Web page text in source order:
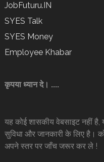
JobFuturu.IN
SYES Talk
SYES Money
Employee Khabar
कृपया ध्यान दे। ....
यह कोई शासकीय वेबसाइट नहीं है,
सुविधा और जानकारी के लिए है।
अपने स्तर पर जाँच जरूर कर ले !